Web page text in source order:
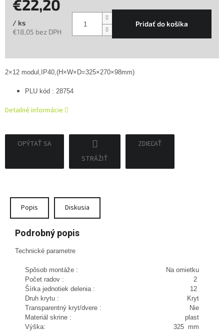
€22,20
/ ks
€18,05 bez DPH
Pridať do košíka
2×12 modul,IP40,(H×W×D=325×270×98mm)
PLU kód : 28754
Detailné informácie
OPÝTAŤ SA
STRÁŽIŤ
ZDIEĽAŤ
Popis Diskusia
Podrobný popis
Technické parametre
Spôsob montáže :
Na omietku
Počet radov :
2
Šírka jednotiek delenia :
12
Druh krytu :
Kryt
Transparentný kryt/dvere :
Nie
Materiál skrine :
plast
Výška:
325 mm